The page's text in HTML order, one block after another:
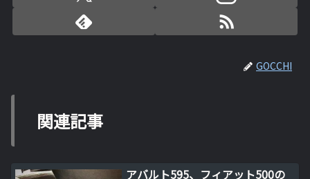
GOCCHI
関連記事
アバルト595、フィアット500の